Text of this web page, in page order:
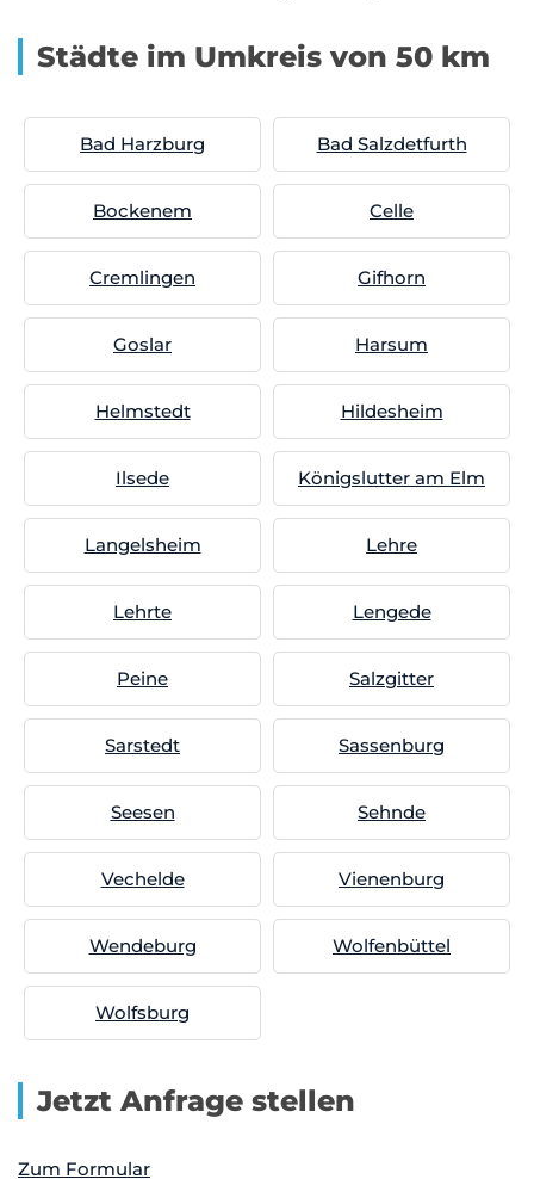
Städte im Umkreis von 50 km
Bad Harzburg Bad Salzdetfurth
Bockenem Celle
Cremlingen Gifhorn
Goslar Harsum
Helmstedt Hildesheim
Ilsede Königslutter am Elm
Langelsheim Lehre
Lehrte Lengede
Peine Salzgitter
Sarstedt Sassenburg
Seesen Sehnde
Vechelde Vienenburg
Wendeburg Wolfenbüttel
Wolfsburg
Jetzt Anfrage stellen
Zum Formular